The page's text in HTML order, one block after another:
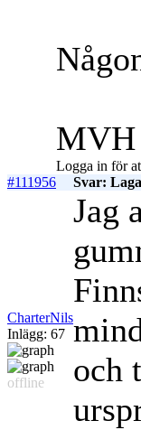
Logga in för
#111956
Svar:
CharterNils
Inlägg: 67
offline
Jag
och